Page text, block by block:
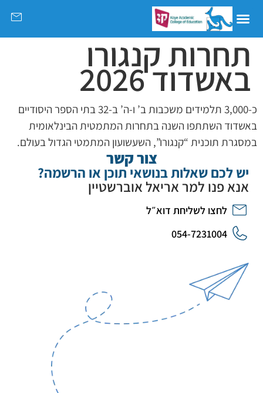
תחרות קנגורו
באשדוד 2026
כ-3,000 תלמידים משכבות ב’ ו-ה’ ב-32 בתי הספר היסודיים
באשדוד השתתפו השנה בתחרות המתמטית הבינלאומית
במסגרת תוכנית “קנגורו”, השעשועון המתמטי הגדול בעולם.
צור קשר
יש לכם שאלות בנושאי תוכן או הרשמה?
אנא פנו למר אריאל אוברשטיין
לחצו לשליחת דוא״ל
054-7231004